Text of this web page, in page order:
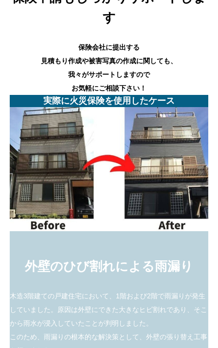
す
保険会社に提出する
見積もり作成や被害写真の作成に関しても、
我々がサポートしますので
お気軽にご相談下さい！
実際に火災保険を使用したケース
外壁のひび割れによる雨漏り
木造3階建ての戸建住宅において、1階および2階で雨漏りが発生
していました。原因は外壁にできた大きなヒビ割れであり、そこ
から雨水が浸入していたことが判明しました。
このため、雨漏りの根本的な解決策として、外壁の張り替え工事